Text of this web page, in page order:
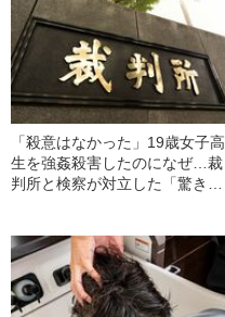
「殺意はなかった」19歳女子高
生を強姦殺害したのになぜ…裁
判所と検察が対立した「驚きの